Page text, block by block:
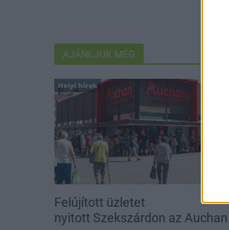
AJÁNLJUK MÉG
Helyi hírek
Felújított üzletet
nyitott Szekszárdon az Auchan